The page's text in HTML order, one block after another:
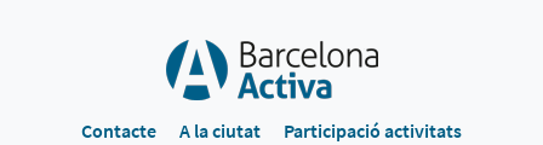
Contacte A la ciutat
Participació activitats